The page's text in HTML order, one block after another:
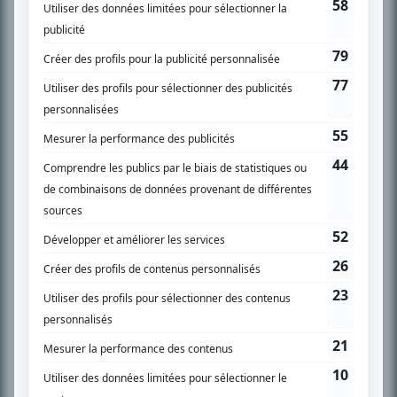
SUR LE RÉSEAU BIZZ MÉDIA
PLAN DU SITE
Accueil
Liste des oeuvres
Recherche avancée
À propos
Nous contacter
Termes et conditions
Politique de confidentialité
Gestion du consentement